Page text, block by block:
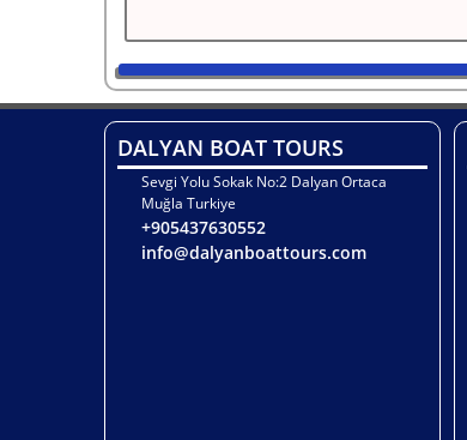
DALYAN BOAT TOURS
Sevgi Yolu Sokak No:2 Dalyan Ortaca
Muğla Turkiye
+905437630552
info@dalyanboattours.com